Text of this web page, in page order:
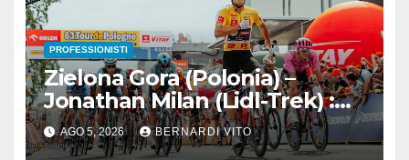
PROFESSIONISTI
Zielona Gora (Polonia) –
Jonathan Milan (Lidl-Trek) :
Vince la terza tappa di
seguito e in maglia gialla
AGO 5, 2026 BERNARDI VITO